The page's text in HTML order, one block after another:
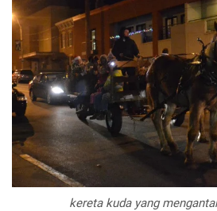
kereta kuda yang